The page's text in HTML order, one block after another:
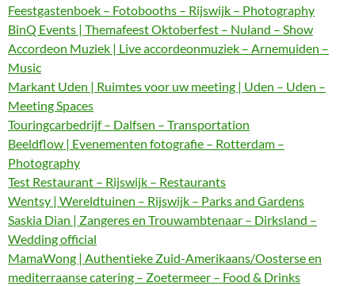
Feestgastenboek – Fotobooths – Rijswijk – Photography
BinQ Events | Themafeest Oktoberfest – Nuland – Show
Accordeon Muziek | Live accordeonmuziek – Arnemuiden –
Music
Markant Uden | Ruimtes voor uw meeting | Uden – Uden –
Meeting Spaces
Touringcarbedrijf – Dalfsen – Transportation
Beeldflow | Evenementen fotografie – Rotterdam –
Photography
Test Restaurant – Rijswijk – Restaurants
Wentsy | Wereldtuinen – Rijswijk – Parks and Gardens
Saskia Dian | Zangeres en Trouwambtenaar – Dirksland –
Wedding official
MamaWong | Authentieke Zuid-Amerikaans/Oosterse en
mediterraanse catering – Zoetermeer – Food & Drinks